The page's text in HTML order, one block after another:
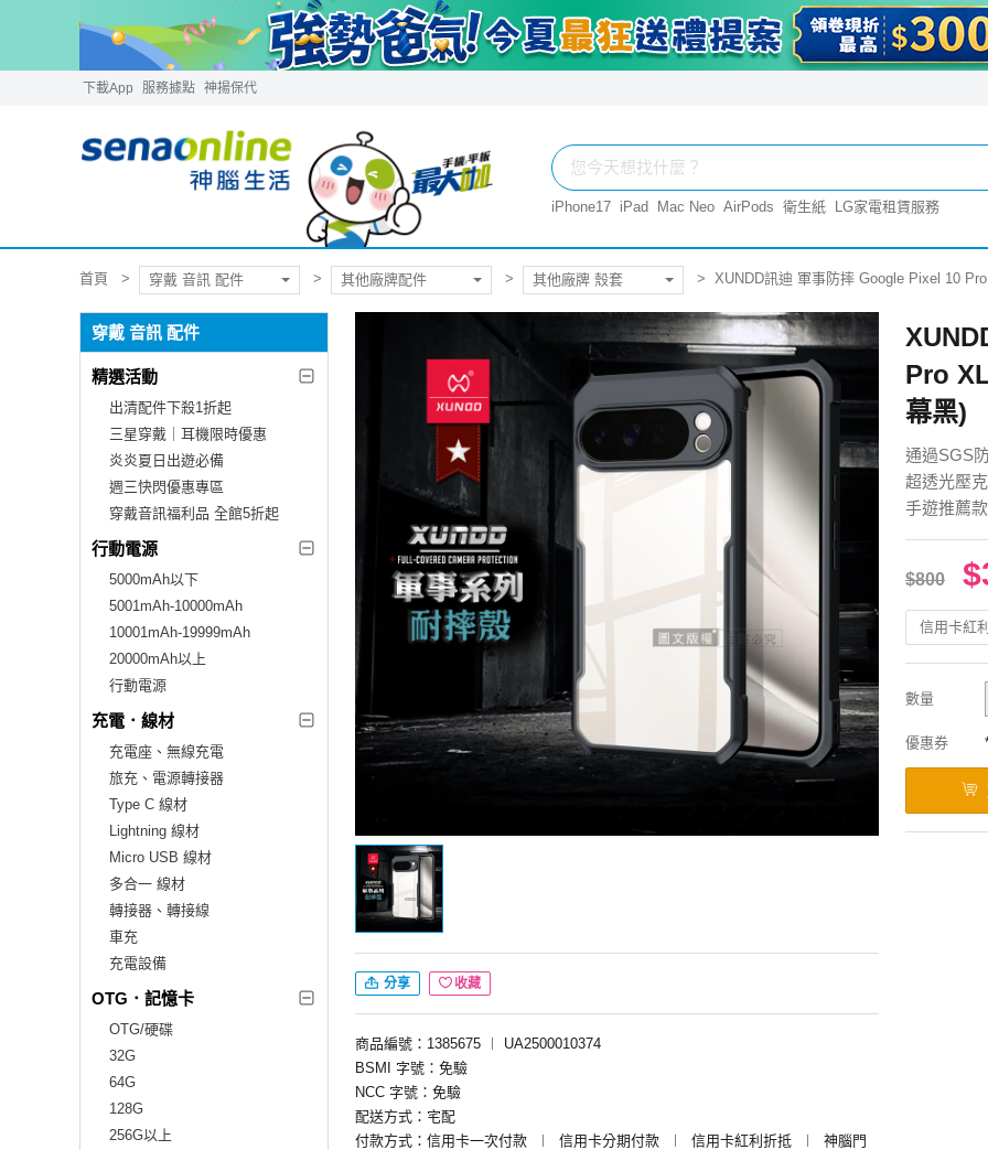
下載App 服務據點 神揚保代
iPhone17 iPad Mac Neo AirPods 衛生紙 LG家電租賃服務
首頁 穿戴 音訊 配件 其他廠牌配件 其他廠牌 殼套 XUNDD訊迪 軍事防摔 Google Pixel 10
穿戴 音訊 配件
精選活動
出清配件下殺1折起
三星穿戴｜耳機限時優惠
炎炎夏日出遊必備
週三快閃優惠專區
穿戴音訊福利品 全館5折起
行動電源
5000mAh以下
5001mAh-10000mAh
10001mAh-19999mAh
20000mAh以上
行動電源
充電．線材
充電座、無線充電
旅充、電源轉接器
Type C 線材
Lightning 線材
Micro USB 線材
多合一 線材
轉接器、轉接線
車充
充電設備
OTG．記憶卡
OTG/硬碟
32G
64G
128G
256G以上
分享 收藏
商品編號：1385675 ︱
UA2500010374
BSMI 字號：免驗
NCC 字號：免驗
配送方式：宅配
付款方式：信用卡一次付款
︱ 信用卡分期付款 ︱ 信用卡紅利折抵 ︱
神腦門
Pro
幕黑)
通過SGS
超透光壓
手遊推薦
$800
信用卡紅
數量
優惠券